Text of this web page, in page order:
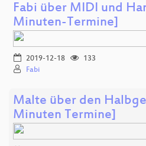
Fabi über MIDI und
Minuten-Termine]
2019-12-18
133
Fabi
Malte über den
Minuten Termine]